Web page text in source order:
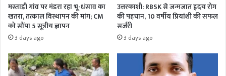
मस्ताड़ी गांव पर मंडरा रहा भू-धंसाव का
खतरा, तत्काल विस्थापन की मांग; CM
को सौंपा 5 सूत्रीय ज्ञापन
3 days ago
उत्तरकाशी: RBSK से जन्मजात हृदय रोग
की पहचान, 10 वर्षीय प्रियांशी की सफल
सर्जरी
3 days ago